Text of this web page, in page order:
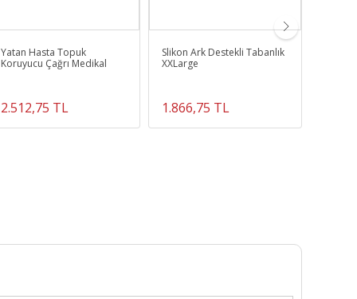
Yatan Hasta Topuk
Koruyucu Çağrı Medikal
2.512,75 TL
Slikon Ark Destekli Tabanlık
XXLarge
1.866,75 TL